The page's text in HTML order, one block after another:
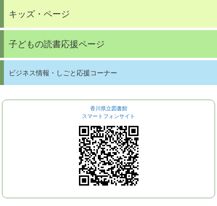
キッズ・ページ
子どもの読書応援ページ
ビジネス情報・しごと応援コーナー
香川県立図書館
スマートフォンサイト